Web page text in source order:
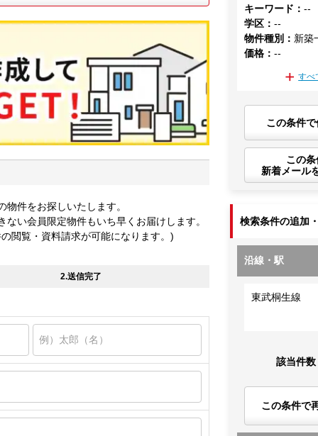
件をお探しいたします。
い会員限定物件もいち早くお届けします。
閲覧・資料請求が可能になります。)
2.送信完了
キーワード ：--
学区 ：--
物件種別 ： 新築
価格 ：--
すべ
この条件
この
新着メール
検索条件の追加
沿線・駅
東武桐生線
該当件数
この条件で